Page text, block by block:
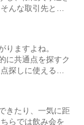
んな取引先との
りますよね。
に共通点を探すク
探しに使えるネ
きたり、一気に距
らでは飲み会を